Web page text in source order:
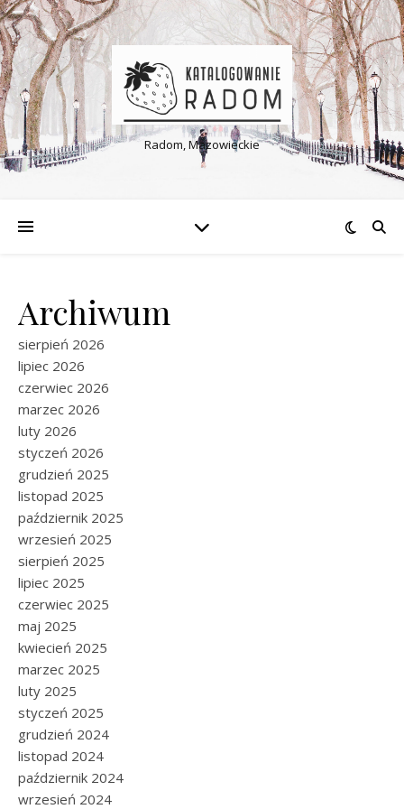
Radom, Mazowieckie
Archiwum
sierpień 2026
lipiec 2026
czerwiec 2026
marzec 2026
luty 2026
styczeń 2026
grudzień 2025
listopad 2025
październik 2025
wrzesień 2025
sierpień 2025
lipiec 2025
czerwiec 2025
maj 2025
kwiecień 2025
marzec 2025
luty 2025
styczeń 2025
grudzień 2024
listopad 2024
październik 2024
wrzesień 2024